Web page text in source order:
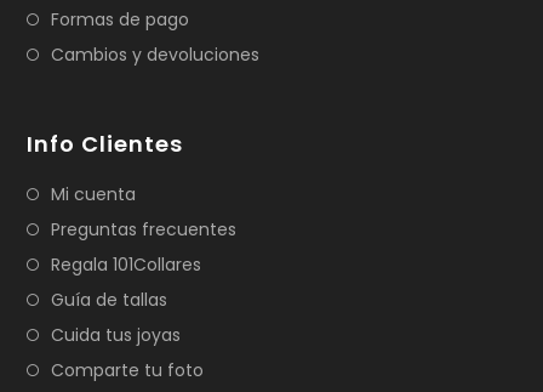
Formas de pago
Cambios y devoluciones
Info Clientes
Mi cuenta
Preguntas frecuentes
Regala 101Collares
Guía de tallas
Cuida tus joyas
Comparte tu foto